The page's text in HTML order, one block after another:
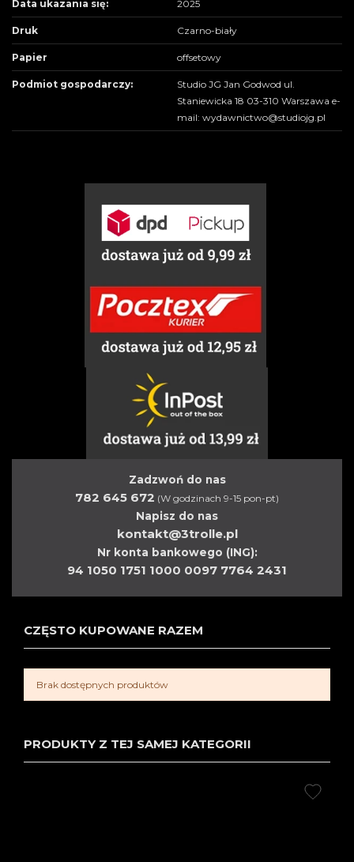
Data ukazania się: 2025
Druk Czarno-biały
Papier offsetowy
Podmiot gospodarczy:
Studio JG Jan Godwod ul.
Staniewicka 18 03-310 Warszawa e-
mail: wydawnictwo@studiojg.pl
Zadzwoń do nas
782 645 672 (W godzinach 9-15 pon-pt)
Napisz do nas
kontakt@3trolle.pl
Nr konta bankowego (ING):
94 1050 1751 1000 0097 7764 2431
CZĘSTO KUPOWANE RAZEM
Brak dostępnych produktów
PRODUKTY Z TEJ SAMEJ KATEGORII